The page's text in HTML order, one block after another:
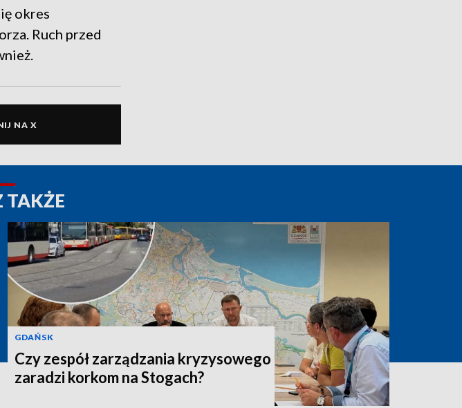
okres
Ruch przed
NA X
TAKŻE
GDAŃSK
Czy zespół zarządzania kryzysowego
zaradzi korkom na Stogach?